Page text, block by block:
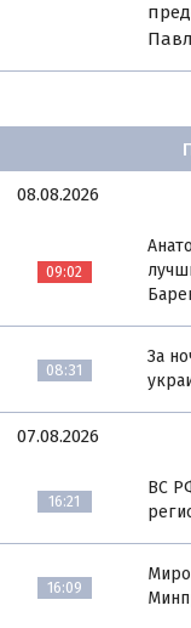
08.08.2026
09:02
08:31
За
07.08.2026
16:21
ВС
16:09